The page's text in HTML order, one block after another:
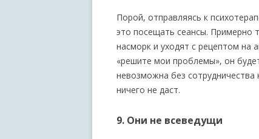
Порой, отправляясь к
это посещать сеансы. Примерно
насморк и уходят с рецептом на
«решите мои проблемы», он
невозможна без сотрудничества
ничего не даст.
9. Они не всеведущи